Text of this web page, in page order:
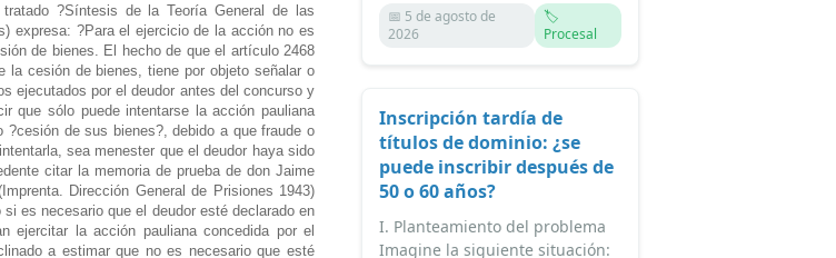
?Síntesis de la Teoría General de las
expresa: ?Para el ejercicio de la acción no es
de bienes. El hecho de que el artículo 2468
cesión de bienes, tiene por objeto señalar o
ejecutados por el deudor antes del concurso y
que sólo puede intentarse la acción pauliana
?cesión de sus bienes?, debido a que fraude o
sea menester que el deudor haya sido
citar la memoria de prueba de don Jaime
Dirección General de Prisiones 1943)
es necesario que el deudor esté declarado en
ejercitar la acción pauliana concedida por el
a estimar que no es necesario que esté
📅 5 de agosto de
2026
🏷️
Procesal
Inscripción tardía de
títulos de dominio: ¿se
puede inscribir después de
50 o 60 años?
I. Planteamiento del problema
Imagine la siguiente situación: